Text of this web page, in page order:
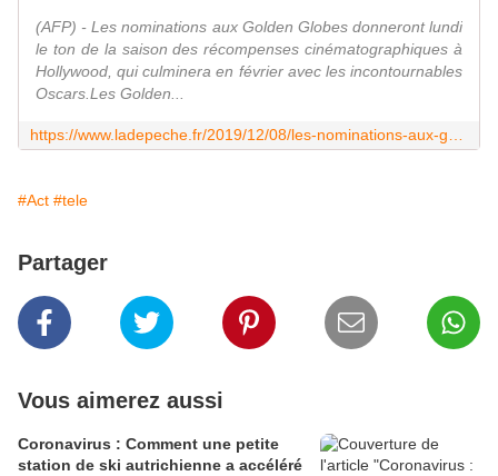
(AFP) - Les nominations aux Golden Globes donneront lundi
le ton de la saison des récompenses cinématographiques à
Hollywood, qui culminera en février avec les incontournables
Oscars.Les Golden...
#Act #tele
Partager
Vous aimerez aussi
Coronavirus : Comment une petite
station de ski autrichienne a accéléré